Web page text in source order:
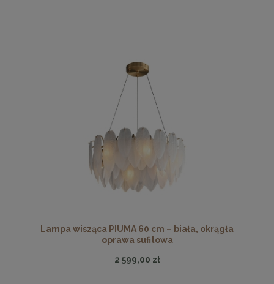
Lampa wisząca PIUMA 60 cm – biała, okrągła
oprawa sufitowa
2 599,00 zł